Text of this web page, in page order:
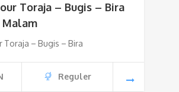
Toraja – Bugis – Bira
Malam
Toraja – Bugis – Bira
Reguler